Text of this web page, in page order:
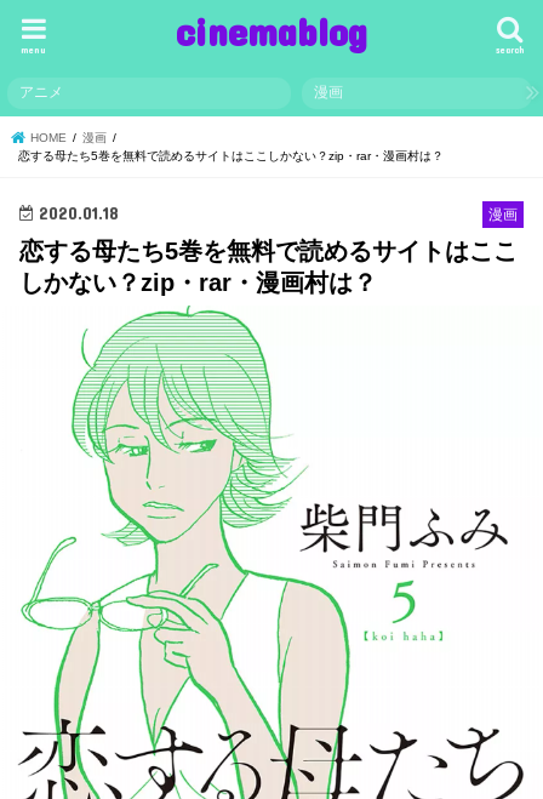
cinemablog search
menu
アニメ 漫画
HOME
漫画
恋する母たち5巻を無料で読めるサイトはここしかない？zip・rar・漫画村は？
漫画
2020.01.18
恋する母たち5巻を無料で読めるサイトはここ
しかない？zip・rar・漫画村は？